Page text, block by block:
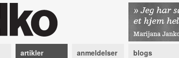
artikler anmeldelser blogs